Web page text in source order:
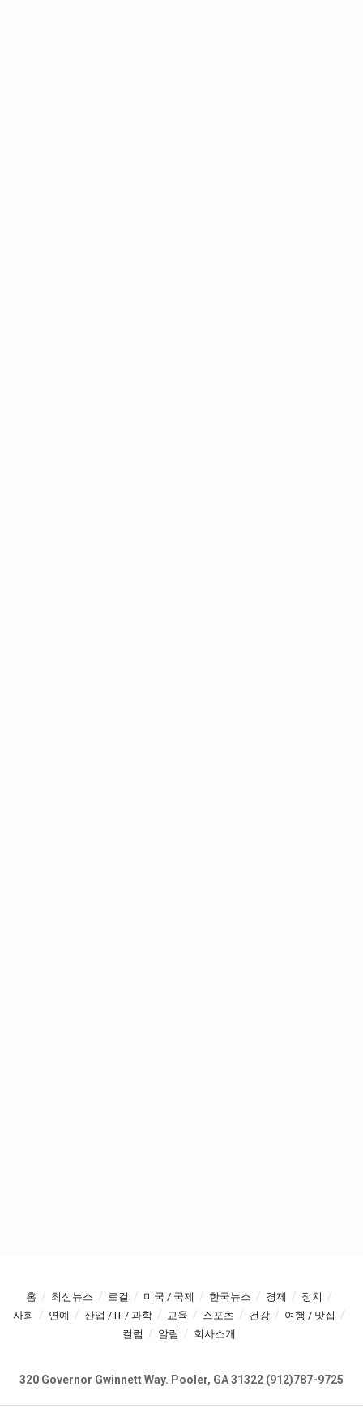
홈 최신뉴스 로컬 미국 / 국제 한국뉴스 경제
정치
사회
연예 산업 / IT / 과학 교육 스포츠 건강
여행 / 맛집
컬럼
알림 회사소개
320 Governor Gwinnett Way. Pooler, GA 31322 (912)787-9725